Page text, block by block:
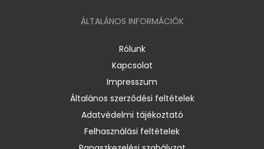
ÁLTALÁNOS INFORMÁCIÓK
Rólunk
Kapcsolat
Impresszum
Általános szerződési feltételek
Adatvédelmi tájékoztató
Felhasználási feltételek